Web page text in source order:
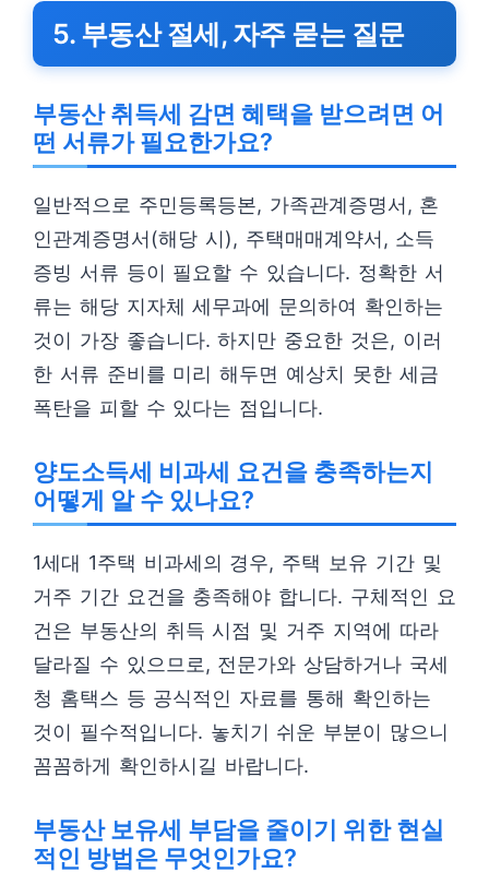
5. 부동산 절세, 자주 묻는 질문
부동산 취득세 감면 혜택을 받으려면 어
떤 서류가 필요한가요?
일반적으로 주민등록등본, 가족관계증명서, 혼
인관계증명서(해당 시), 주택매매계약서, 소득
증빙 서류 등이 필요할 수 있습니다. 정확한 서
류는 해당 지자체 세무과에 문의하여 확인하는
것이 가장 좋습니다. 하지만 중요한 것은, 이러
한 서류 준비를 미리 해두면 예상치 못한 세금
폭탄을 피할 수 있다는 점입니다.
양도소득세 비과세 요건을 충족하는지
어떻게 알 수 있나요?
1세대 1주택 비과세의 경우, 주택 보유 기간 및
거주 기간 요건을 충족해야 합니다. 구체적인 요
건은 부동산의 취득 시점 및 거주 지역에 따라
달라질 수 있으므로, 전문가와 상담하거나 국세
청 홈택스 등 공식적인 자료를 통해 확인하는
것이 필수적입니다. 놓치기 쉬운 부분이 많으니
꼼꼼하게 확인하시길 바랍니다.
부동산 보유세 부담을 줄이기 위한 현실
적인 방법은 무엇인가요?